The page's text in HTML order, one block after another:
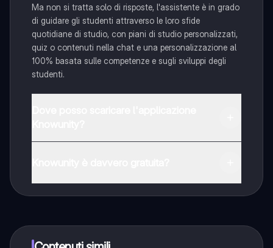
Ma non si tratta solo di risposte, l'assistente è in grado
di guidare gli studenti attraverso le loro sfide
quotidiane di studio, con piani di studio personalizzati,
quiz o contenuti nella chat e una personalizzazione al
100% basata sulle competenze e sugli sviluppi degli
studenti.
Knowunity Premium, che consente di studiare senza